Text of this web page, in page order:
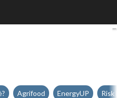
lavorativa: da
Agrifood EnergyUP Risk